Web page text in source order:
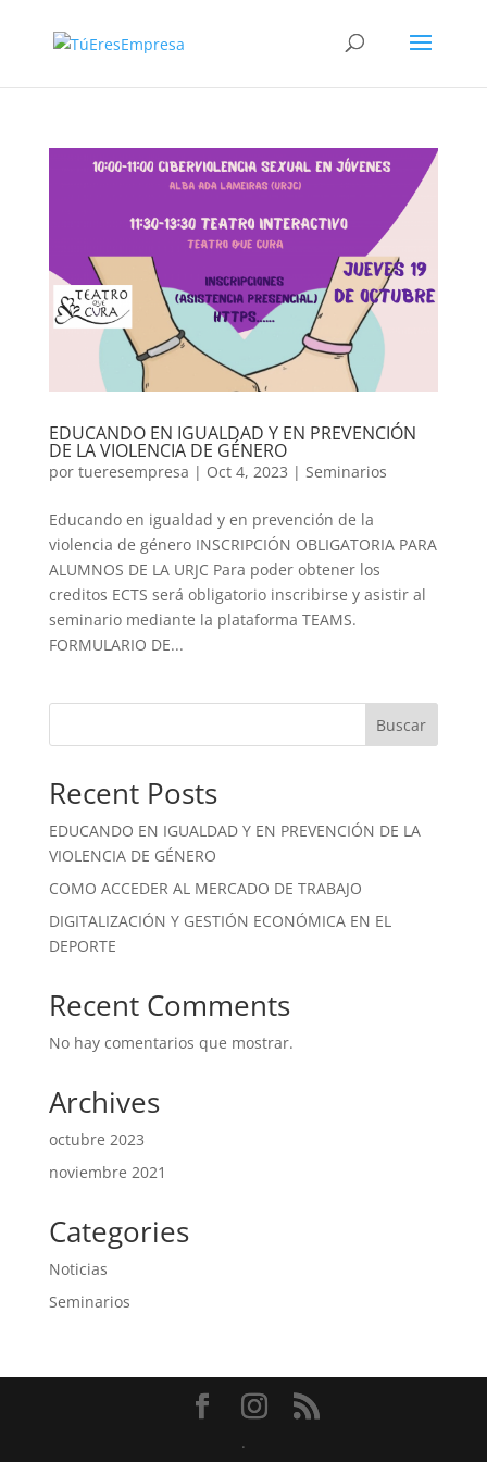
EDUCANDO EN IGUALDAD Y EN PREVENCIÓN
DE LA VIOLENCIA DE GÉNERO
por tueresempresa | Oct 4, 2023 | Seminarios
Educando en igualdad y en prevención de la
violencia de género INSCRIPCIÓN OBLIGATORIA PARA
ALUMNOS DE LA URJC Para poder obtener los
creditos ECTS será obligatorio inscribirse y asistir al
seminario mediante la plataforma TEAMS.
FORMULARIO DE...
Buscar
Recent Posts
EDUCANDO EN IGUALDAD Y EN PREVENCIÓN DE LA
VIOLENCIA DE GÉNERO
COMO ACCEDER AL MERCADO DE TRABAJO
DIGITALIZACIÓN Y GESTIÓN ECONÓMICA EN EL
DEPORTE
Recent Comments
No hay comentarios que mostrar.
Archives
octubre 2023
noviembre 2021
Categories
Noticias
Seminarios
.